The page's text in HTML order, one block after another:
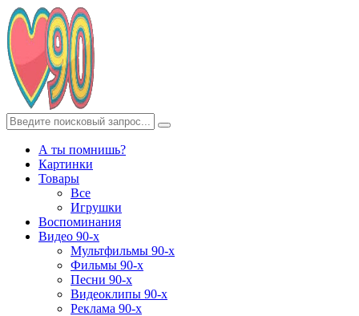
А ты помнишь?
Картинки
Товары
Все
Игрушки
Воспоминания
Видео 90-х
Мультфильмы 90-х
Фильмы 90-х
Песни 90-х
Видеоклипы 90-х
Реклама 90-х